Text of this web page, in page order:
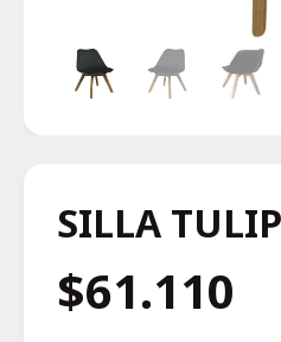
SILLA
$61.110